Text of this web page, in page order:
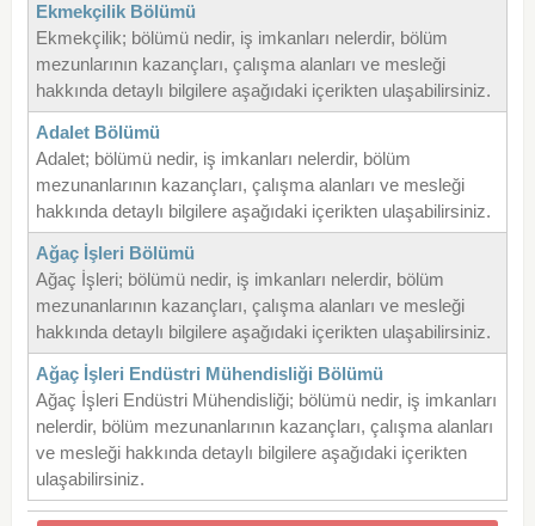
Ekmekçilik Bölümü
Ekmekçilik; bölümü nedir, iş imkanları nelerdir, bölüm
mezunlarının kazançları, çalışma alanları ve mesleği
hakkında detaylı bilgilere aşağıdaki içerikten ulaşabilirsiniz.
Adalet Bölümü
Adalet; bölümü nedir, iş imkanları nelerdir, bölüm
mezunanlarının kazançları, çalışma alanları ve mesleği
hakkında detaylı bilgilere aşağıdaki içerikten ulaşabilirsiniz.
Ağaç İşleri Bölümü
Ağaç İşleri; bölümü nedir, iş imkanları nelerdir, bölüm
mezunanlarının kazançları, çalışma alanları ve mesleği
hakkında detaylı bilgilere aşağıdaki içerikten ulaşabilirsiniz.
Ağaç İşleri Endüstri Mühendisliği Bölümü
Ağaç İşleri Endüstri Mühendisliği; bölümü nedir, iş imkanları
nelerdir, bölüm mezunanlarının kazançları, çalışma alanları
ve mesleği hakkında detaylı bilgilere aşağıdaki içerikten
ulaşabilirsiniz.